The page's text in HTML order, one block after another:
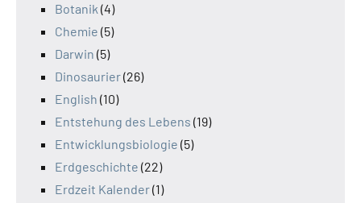
Botanik (4)
Chemie (5)
Darwin (5)
Dinosaurier(26)
English (10)
Entstehung des Lebens (19)
Entwicklungsbiologie (5)
Erdgeschichte (22)
Erdzeit Kalender(1)